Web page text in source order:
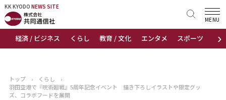
KK KYODO NEWS SITE
›
経済 / ビジネス くらし 教育 / 文化 エンタメ スポーツ 地域
MENU
KK KYODONEWS SITE
トップページ
ニュース
トップ › くらし
›
羽田空港で『呪術廻戦』5周年記念イベント 描き下ろしイラストや限定グッ
ズ、コラボフードを展開